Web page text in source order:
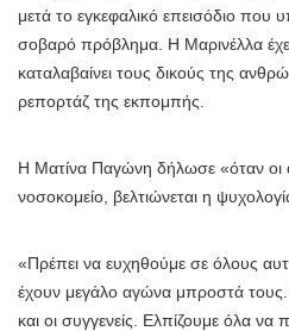
μετά το εγκεφαλικό επεισόδιο που
σοβαρό πρόβλημα. Η Μαρινέλλα
καταλαβαίνει τους δικούς της
ρεπορτάζ της εκπομπής.
Η Ματίνα Παγώνη δήλωσε «όταν οι
νοσοκομείο, βελτιώνεται η
«Πρέπει να ευχηθούμε σε όλους
έχουν μεγάλο αγώνα μπροστά
και οι συγγενείς. Ελπίζουμε όλα